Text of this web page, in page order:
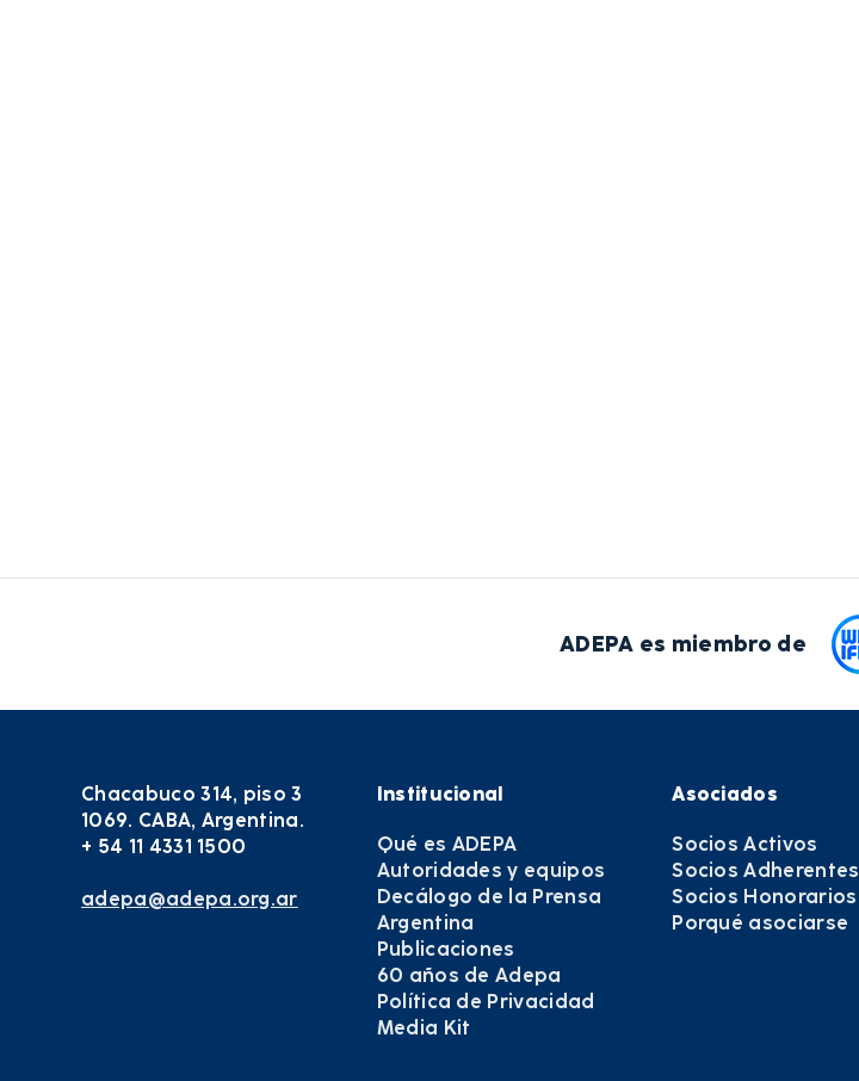
ADEPA es miembro de
Chacabuco 314, piso 3
1069. CABA, Argentina.
+ 54 11 4331 1500
adepa@adepa.org.ar
Institucional
Qué es ADEPA
Autoridades y equipos
Decálogo de la Prensa
Argentina
Publicaciones
60 años de Adepa
Política de Privacidad
Media Kit
Asociados
Socios Activos
Socios Adherentes
Socios Honorarios
Porqué asociarse